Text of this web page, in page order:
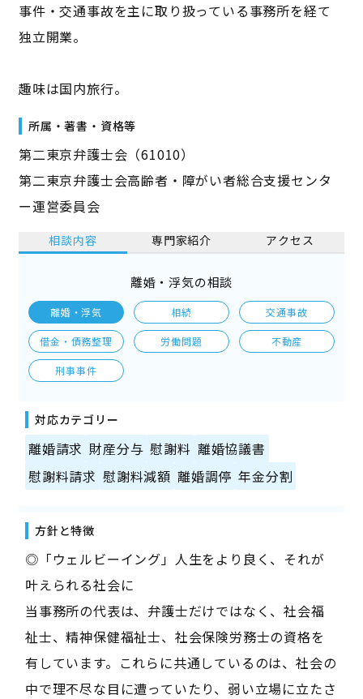
事件・交通事故を主に取り扱っている事務所を経て
独立開業。
趣味は国内旅行。
所属・著書・資格等
第二東京弁護士会（61010）
第二東京弁護士会高齢者・障がい者総合支援センタ
ー運営委員会
相談内容 専門家紹介 アクセス
離婚・浮気の相談
離婚・浮気 相続 交通事故
借金・債務整理 労働問題 不動産
刑事事件
対応カテゴリー
離婚請求 財産分与 慰謝料 離婚協議書
慰謝料請求 慰謝料減額 離婚調停 年金分割
方針と特徴
◎「ウェルビーイング」人生をより良く、それが
叶えられる社会に
当事務所の代表は、弁護士だけではなく、社会福
祉士、精神保健福祉士、社会保険労務士の資格を
有しています。これらに共通しているのは、社会の
中で理不尽な目に遭っていたり、弱い立場に立たさ